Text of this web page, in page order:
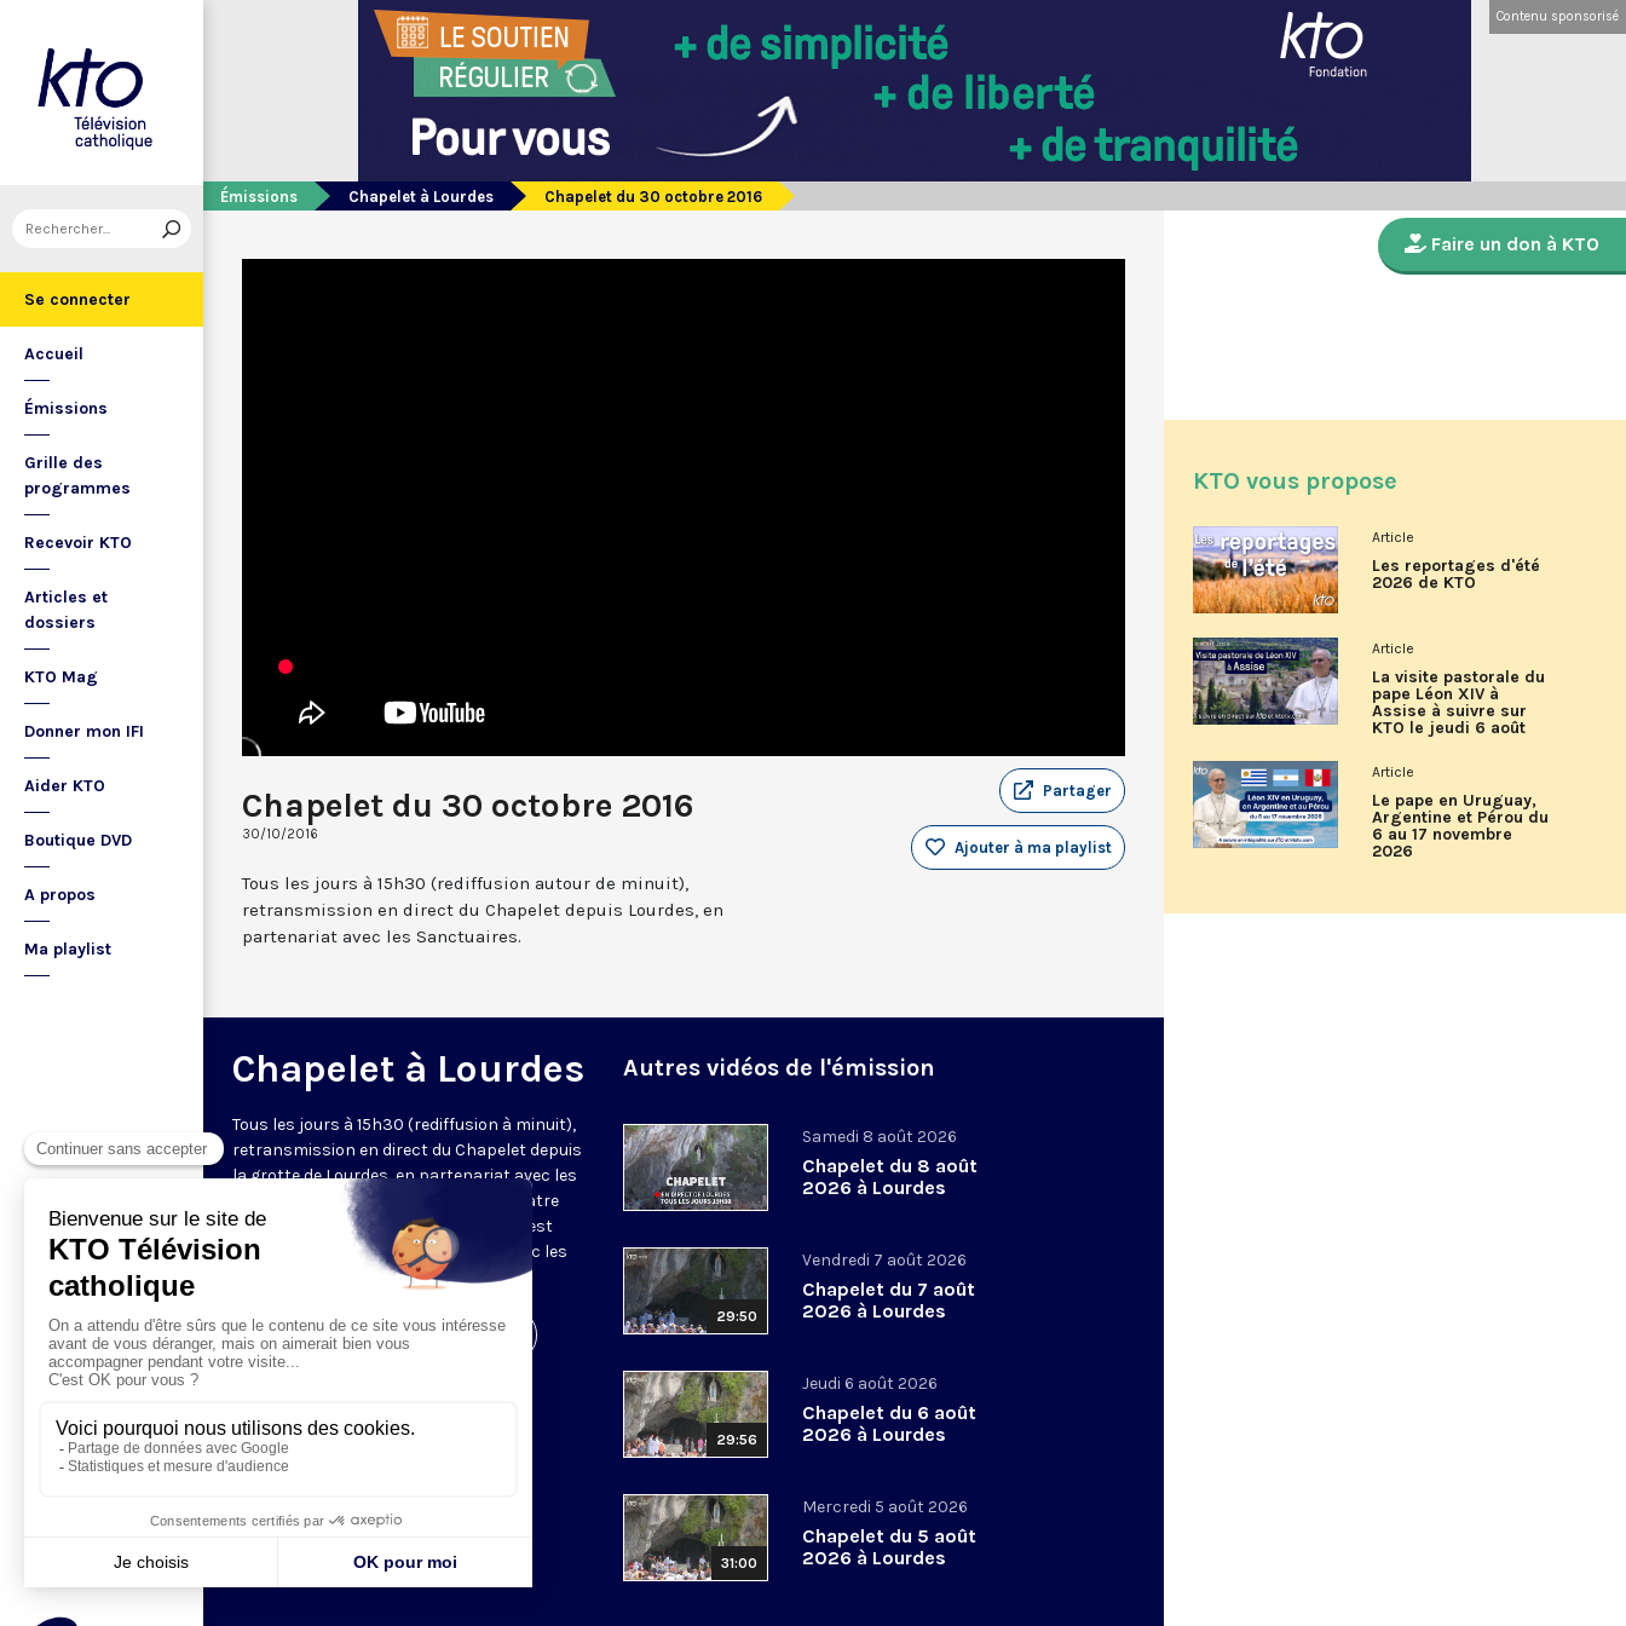
Se connecter
Accueil
Émissions
Grille des
programmes
Recevoir KTO
Articles et
dossiers
KTO Mag
Donner mon IFI
Aider KTO
Boutique DVD
A propos
Ma playlist
Contenu sponsorisé
Émissions Chapelet à Lourdes Chapelet du 30 octobre 2016
Chapelet du 30 octobre 2016
30/10/2016
Partager
Ajouter à ma playlist
Tous les jours à 15h30 (rediffusion autour de minuit),
retransmission en direct du Chapelet depuis Lourdes, en
partenariat avec les Sanctuaires.
Chapelet à Lourdes
Tous les jours à 15h30 (rediffusion à minuit),
retransmission en direct du Chapelet depuis
la grotte de Lourdes, en partenariat avec les
Sanctuaires. Chaque jour, l'une des quatre
méditations des mystères du Rosaire est
proposée en communion de prière avec les
Visiter la page de l'émission
Autres vidéos de l'émission
Samedi 8 août 2026
Chapelet du 8 août
2026 à Lourdes
29:50
Vendredi 7 août 2026
Chapelet du 7 août
2026 à Lourdes
29:56
Jeudi 6 août 2026
Chapelet du 6 août
2026 à Lourdes
31:00
Mercredi 5 août 2026
Chapelet du 5 août
2026 à Lourdes
Faire un don à KTO
KTO vous propose
Article
Les reportages d'été
2026 de KTO
Article
La visite pastorale du
pape Léon XIV à
Assise à suivre sur
KTO le jeudi 6 août
Article
Le pape en Uruguay,
Argentine et Pérou du
6 au 17 novembre
2026